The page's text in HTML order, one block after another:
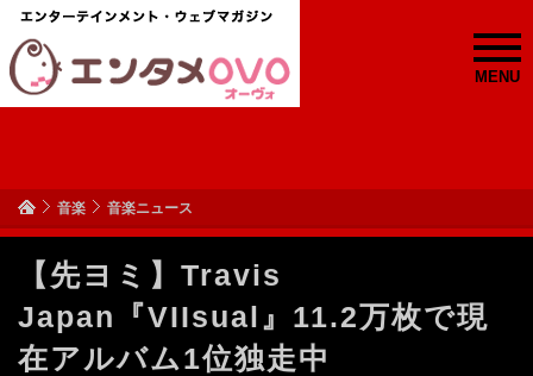
MENU
音楽 音楽ニュース
【先ヨミ】Travis
Japan『VIIsual』11.2万枚で現
在アルバム1位独走中